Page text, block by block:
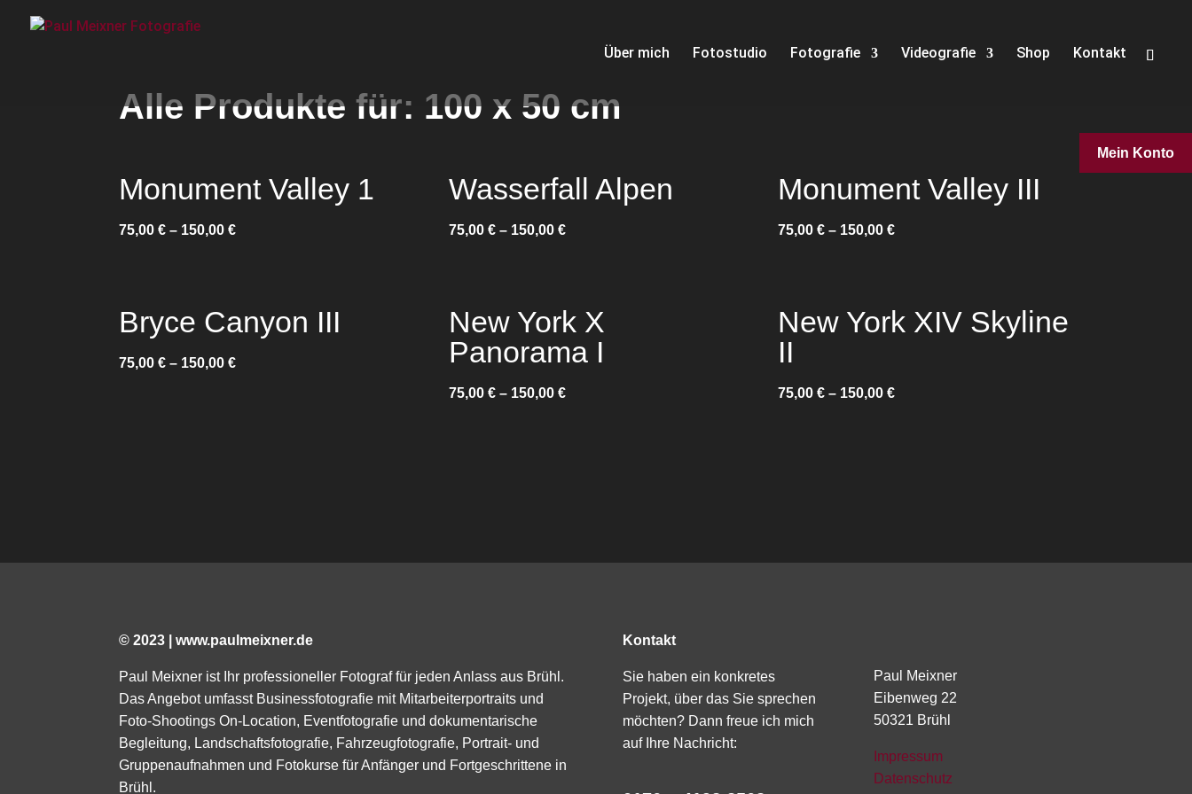
Über mich Fotostudio Fotografie Videografie Shop Kontakt
Alle Produkte für: 100 x 50 cm
Monument Valley 1
75,00€ – 150,00€
Wasserfall Alpen
75,00 €– 150,00 €
Monument Valley III
75,00€ – 150,00€
Bryce Canyon III
75,00€ – 150,00€
New York X
Panorama I
75,00 €– 150,00 €
New York XIV Skyline
II
75,00€ – 150,00€
Mein Konto
© 2023 | www.paulmeixner.de
Paul Meixner ist Ihr professioneller Fotograf für jeden Anlass aus Brühl.
Das Angebot umfasst Businessfotografie mit Mitarbeiterportraits und
Foto-Shootings On-Location, Eventfotografie und dokumentarische
Begleitung, Landschaftsfotografie, Fahrzeugfotografie, Portrait- und
Gruppenaufnahmen und Fotokurse für Anfänger und Fortgeschrittene in
Brühl.
Kontakt
Sie haben ein konkretes
Projekt, über das Sie sprechen
möchten? Dann freue ich mich
auf Ihre Nachricht:
Paul Meixner
Eibenweg 22
50321 Brühl
Impressum
Datenschutz